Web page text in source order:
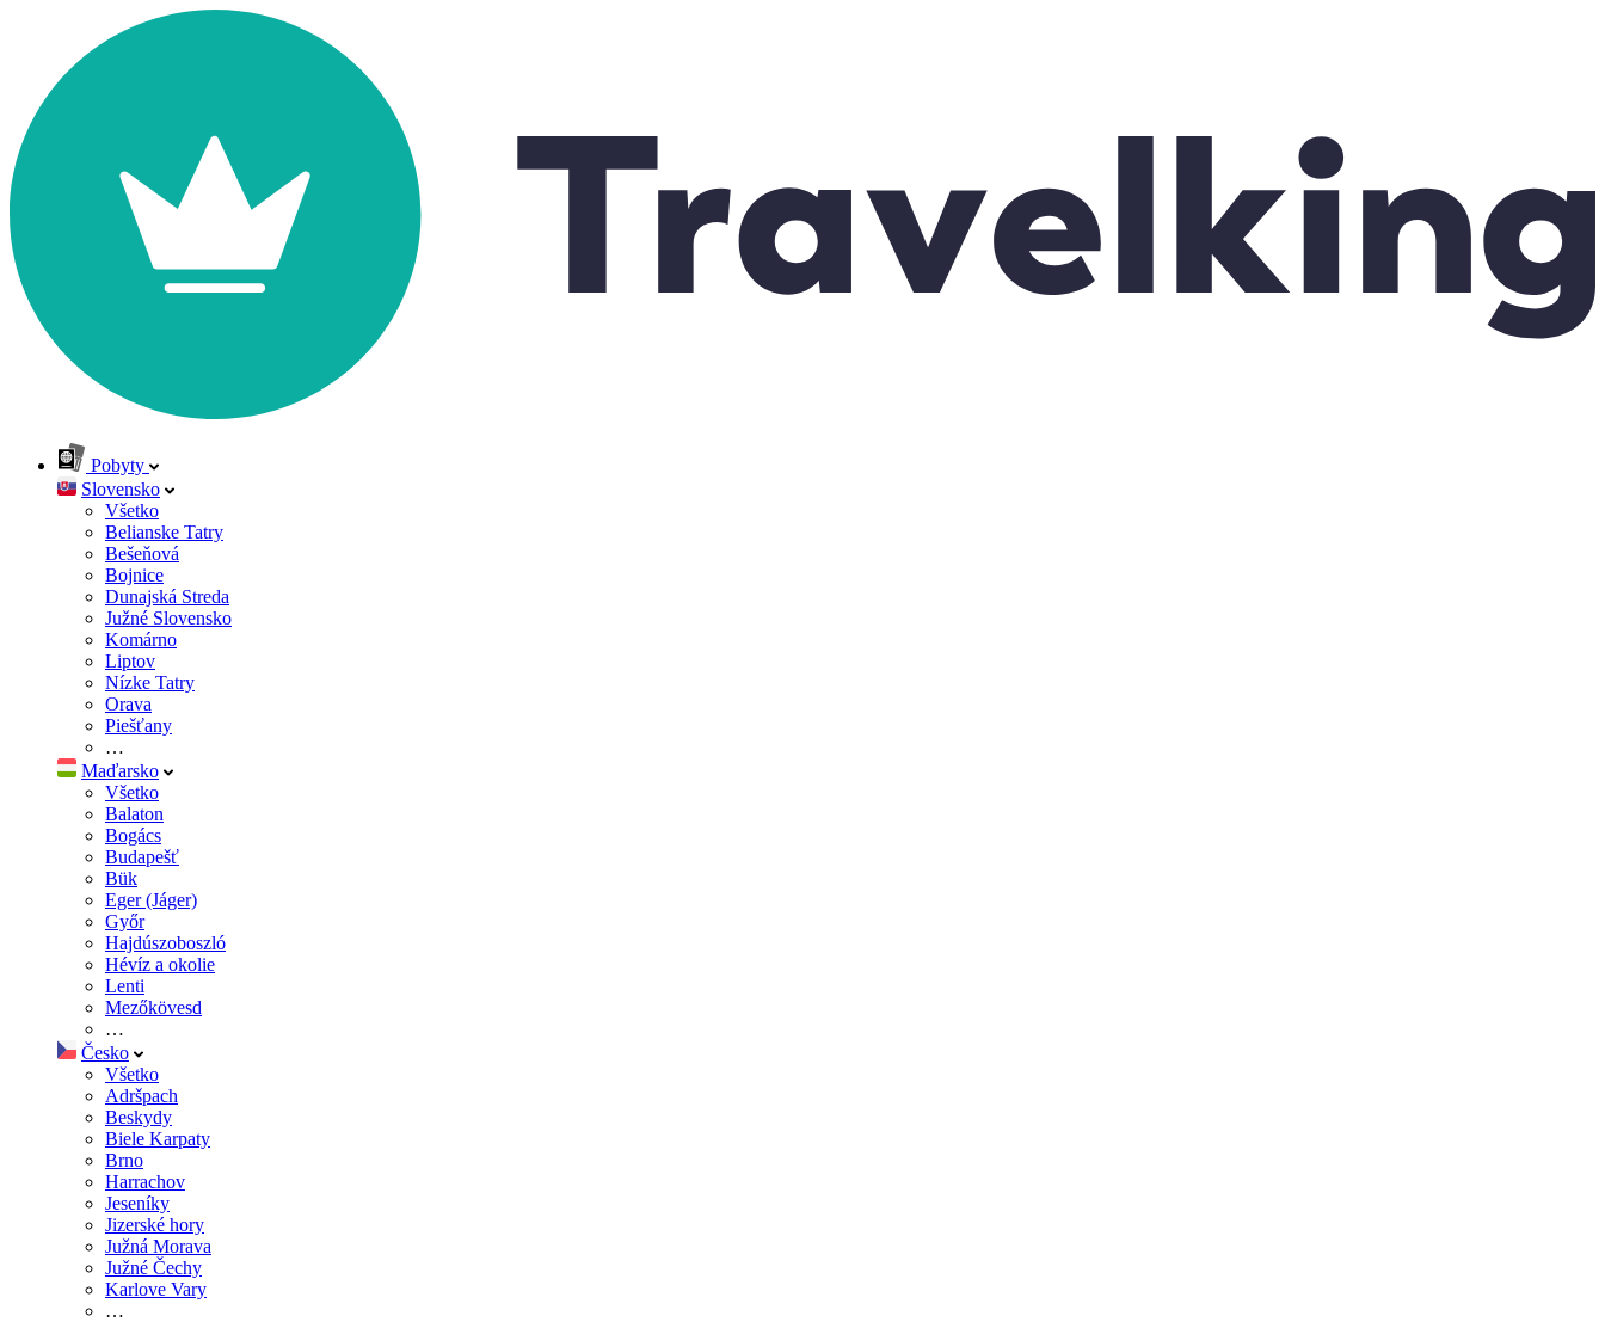
Pobyty
Slovensko
Všetko
Belianske Tatry
Bešeňová
Bojnice
Dunajská Streda
Južné Slovensko
Komárno
Liptov
Nízke Tatry
Orava
Piešťany
…
Maďarsko
Všetko
Balaton
Bogács
Budapešť
Bük
Eger (Jáger)
Győr
Hajdúszoboszló
Hévíz a okolie
Lenti
Mezőkövesd
…
Česko
Všetko
Adršpach
Beskydy
Biele Karpaty
Brno
Harrachov
Jeseníky
Jizerské hory
Južná Morava
Južné Čechy
Karlove Vary
…